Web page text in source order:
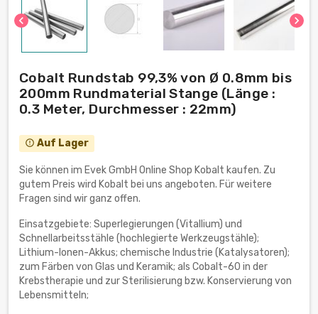
chevron_left chevron_right
Cobalt Rundstab 99,3% von Ø 0.8mm bis
200mm Rundmaterial Stange (Länge :
0.3 Meter, Durchmesser : 22mm)
error_outline Auf Lager
Sie können im Evek GmbH Online Shop Kobalt kaufen. Zu
gutem Preis wird Kobalt bei uns angeboten. Für weitere
Fragen sind wir ganz offen.
Einsatzgebiete: Superlegierungen (Vitallium) und
Schnellarbeitsstähle (hochlegierte Werkzeugstähle);
Lithium-Ionen-Akkus; chemische Industrie (Katalysatoren);
zum Färben von Glas und Keramik; als Cobalt-60 in der
Krebstherapie und zur Sterilisierung bzw. Konservierung von
Lebensmitteln;